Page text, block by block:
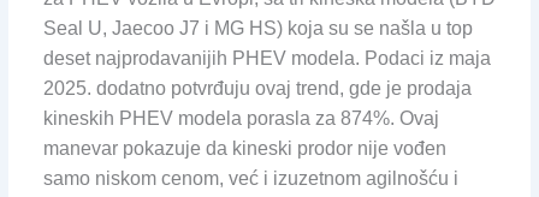
Seal U, Jaecoo J7 i MG HS) koja su se našla u top
deset najprodavanijih PHEV modela. Podaci iz maja
2025. dodatno potvrđuju ovaj trend, gde je prodaja
kineskih PHEV modela porasla za 874%. Ovaj
manevar pokazuje da kineski prodor nije vođen
samo niskom cenom, već i izuzetnom agilnošću i